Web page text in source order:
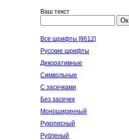
Ваш текст
Ок
Все шрифты [8612]
Русские шрифты
Декоративные
Символьные
С засечками
Без засечек
Моноширинный
Рукописный
Рубленый